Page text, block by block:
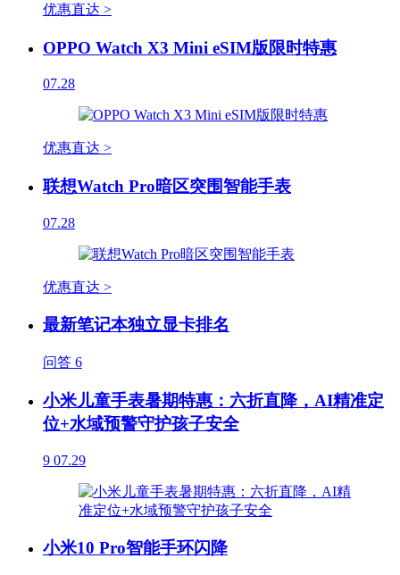
优惠直达 >
OPPO Watch X3 Mini eSIM版限时特惠
07.28
优惠直达 >
联想Watch Pro暗区突围智能手表
07.28
优惠直达 >
最新笔记本独立显卡排名
问答 6
小米儿童手表暑期特惠：六折直降，AI精准定
位+水域预警守护孩子安全
9 07.29
小米10 Pro智能手环闪降